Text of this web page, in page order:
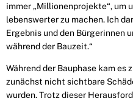
immer „Millionenprojekte“, um
lebenswerter zu machen. Ich
Ergebnis und den Bürgerinnen
während der Bauzeit.“
Während der Bauphase kam es
zunächst nicht sichtbare
wurden. Trotz dieser